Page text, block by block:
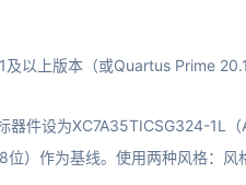
以上版本（或Quartus Prime
器件设为XC7A35TICSG324-1L
）作为基线。使用两种风格：